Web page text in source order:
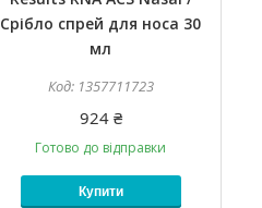
Срібло спрей для носа 30
мл
1357711723
924 ₴
Готово до відправки
Купити